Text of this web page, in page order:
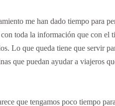
me han dado tiempo para
toda la información que con el
Lo que queda tiene que servir
que puedan ayudar a viajeros
que tengamos poco tiempo